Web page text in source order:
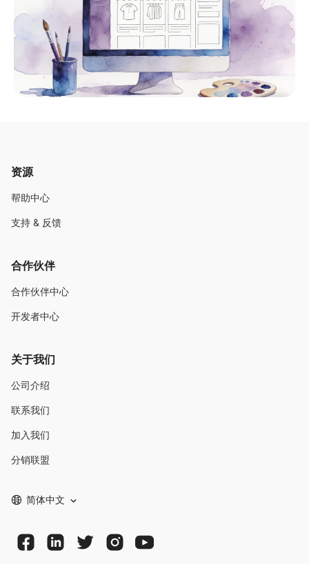
资源
帮助中心
支持 & 反馈
合作伙伴
合作伙伴中心
开发者中心
关于我们
公司介绍
联系我们
加入我们
分销联盟
简体中文